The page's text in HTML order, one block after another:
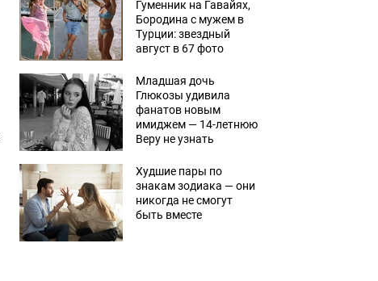
Гуменник на Гавайях,
Бородина с мужем в
Турции: звездный
август в 67 фото
Младшая дочь
Глюкозы удивила
фанатов новым
имиджем — 14-летнюю
Веру не узнать
Худшие пары по
знакам зодиака — они
никогда не смогут
быть вместе